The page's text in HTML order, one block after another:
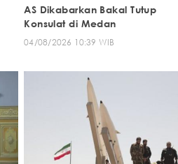
AS Dikabarkan Bakal Tutup
Konsulat di Medan
04/08/2026 10:39 WIB